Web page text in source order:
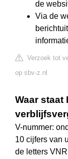
de
Via de
Verzoek tot
op sbv-z.nl
Waar staat
V-nummer:
10 cijfers van
de letters